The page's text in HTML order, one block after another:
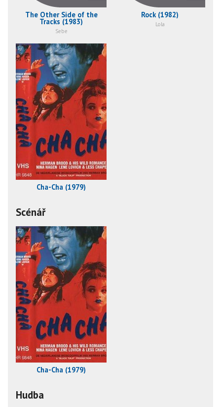
The Other Side of the
Tracks (1983)
Sebe
Rock (1982)
Lola
Cha-Cha (1979)
Scénář
Cha-Cha (1979)
Hudba